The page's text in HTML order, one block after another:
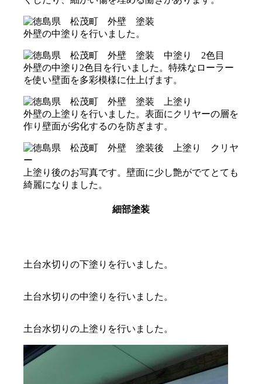
外壁の中塗りを行いました。
外壁の中塗り2色目を行いました。特殊なローラー
を使い壁面を多彩模様に仕上げます。
外壁の上塗りを行いました。表面にクリヤーの層を
作り壁面が劣化するのを防ぎます。
上塗り後のお写真です。壁面に少し艶がでてとても
綺麗になりました。
細部塗装
土台水切りの下塗りを行いました。
土台水切りの中塗りを行いました。
土台水切りの上塗りを行いました。